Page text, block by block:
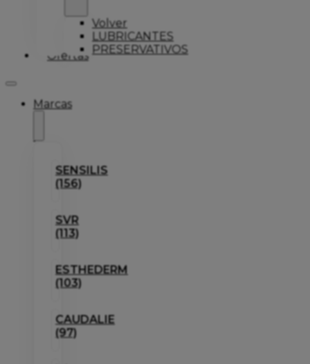
Volver
LUBRICANTES
PRESERVATIVOS
Ofertas
Marcas
SENSILIS
(156)
SVR
(113)
ESTHEDERM
(103)
CAUDALIE
(97)